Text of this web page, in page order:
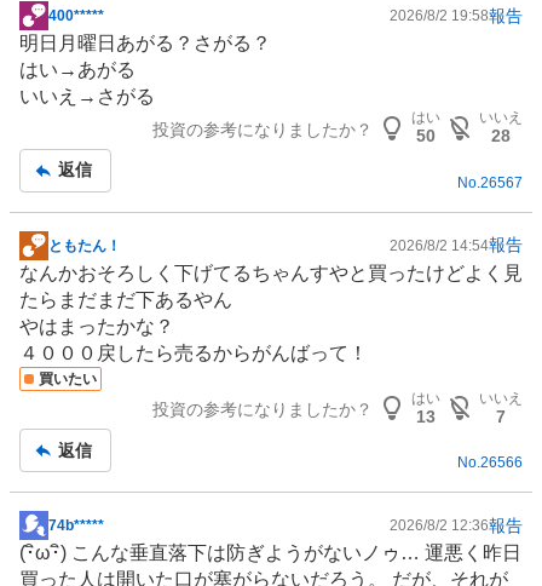
掲
示
板
記
400***** 2026/8/2 19:58報告
明日月曜日あがる？さがる？
はい→あがる
いいえ→さがる
投資の参考になりましたか？
はい
50
いいえ
28
返信
No. 26567
掲
示
板
記
事
ともたん！ 2026/8/2 14:54報告
なんかおそろしく下げてるちゃんすやと買ったけどよく見
たらまだまだ下あるやん
やはまったかな？
４０００戻したら売るからがんばって！
買いたい
投資の参考になりましたか？
はい
13
いいえ
7
返信
No.26566
掲
示
74b***** 2026/8/2 12:36報告
(･ิω･ิ) こんな垂直落下は防ぎようがないノゥ… 運悪く昨日
買った人は開いた口が塞がらないだろう。 だが、それが